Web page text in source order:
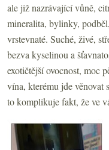
ale již nazrávající vůně,
mineralita, bylinky,
vrstevnaté. Suché, živé,
bezva kyselinou a
exotičtější ovocnost, moc
vína, kterému jde věnovat
to komplikuje fakt, že ve